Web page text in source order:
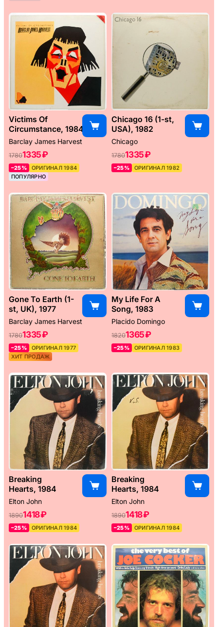
Victims Of
Circumstance, 1984
Barclay James Harvest
17801335 ₽
–25%
ОРИГИНАЛ 1984
ПОПУЛЯРНО
Chicago 16 (1-st,
USA), 1982
Chicago
17801335 ₽
–25% ОРИГИНАЛ 1982
Gone To Earth (1-
st, UK), 1977
Barclay James Harvest
17801335 ₽
–25%
ОРИГИНАЛ 1977
ХИТ ПРОДАЖ
My Life For A
Song, 1983
Placido Domingo
18201365 ₽
–25% ОРИГИНАЛ 1983
Breaking
Hearts, 1984
Elton John
18901418 ₽
–25% ОРИГИНАЛ 1984
Breaking
Hearts, 1984
Elton John
18901418 ₽
–25% ОРИГИНАЛ 1984